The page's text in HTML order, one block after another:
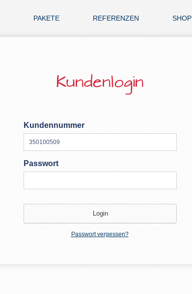
PAKETE REFERENZEN SHOP
Kundenlogin
Kundennummer
Passwort
Passwort vergessen?